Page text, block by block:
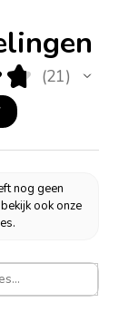
★ 21
21
nog geen
ook onze